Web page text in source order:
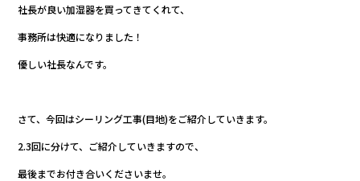
b
o
o
社長が良い加湿器を買ってきてくれて、
事務所は快適になりました！
優しい社長なんです。
さて、今回はシーリング工事(目地)をご紹介していきます。
2.3回に分けて、ご紹介していきますので、
最後までお付き合いくださいませ。